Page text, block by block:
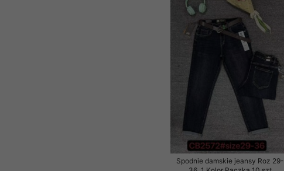
Spodnie damskie jeansy Roz 29-